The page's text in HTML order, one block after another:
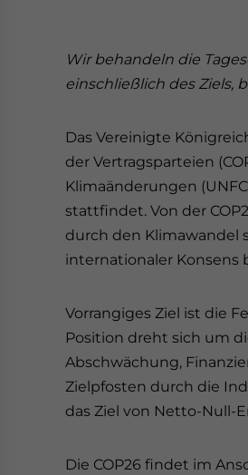
Wir behandeln die
einschließlich des Ziels,
Das Vereinigte
der Vertragsparteien
Klimaänderungen
stattfindet. Von der
durch den Klimawandel
internationaler Konsens
Vorrangiges Ziel ist die
Position dreht sich um
Abschwächung,
Zielpfosten durch die
das Ziel von Netto-Null-
Die COP26 findet im